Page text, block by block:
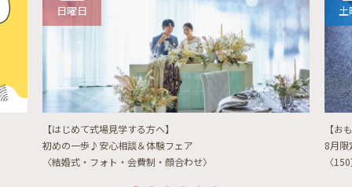
日曜日
【はじめて式場見学する方へ】
初めの一歩♪安心相談＆体験フェア
〈結婚式・フォト・会費制・顔合わせ〉
土
【お
8月限
〈